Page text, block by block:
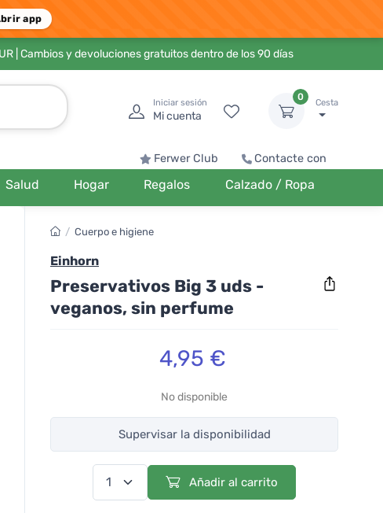
app
| Cambios y devoluciones gratuitos dentro de los 90 días
Iniciar sesión
Mi cuenta
0
Cesta
Ferwer Club Contacte con
Salud Hogar Regalos Calzado / Ropa
/ Cuerpo e higiene
Einhorn
Preservativos Big 3 uds -
veganos, sin perfume
4,95 €
No disponible
Supervisar la disponibilidad
Añadir al carrito